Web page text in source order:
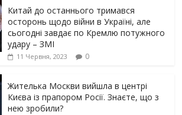
Китай до останнього тримався
осторонь щодо вiйни в Україні, але
сьогодні завдає по Кремлю потужного
yдарy – ЗМІ
11 Червня, 2023 0
Жителька Москви вийшла в центрі
Києва із прапором Росії. Знаєте, що з
нею зробили?